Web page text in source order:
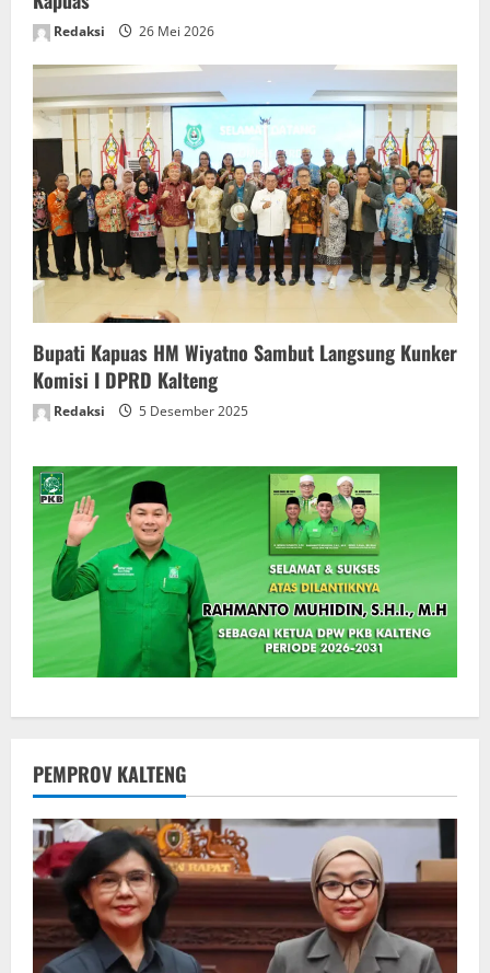
Redaksi 26 Mei 2026
Bupati Kapuas HM Wiyatno Sambut Langsung Kunker
Komisi I DPRD Kalteng
Redaksi 5 Desember 2025
PEMPROV KALTENG